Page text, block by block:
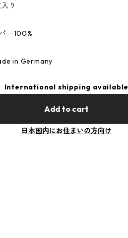
り
ー100%
in Germany
International shipping available
Add to cart
日本国内にお住まいの方向け